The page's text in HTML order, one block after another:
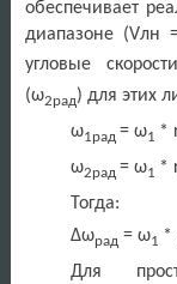
обеспечивает
диапазоне (Vлн
угловые
(ω2рад) для этих
ω1рад = ω1 *
ω2рад = ω1 *
Тогда:
Δωрад = ω1 *
Для